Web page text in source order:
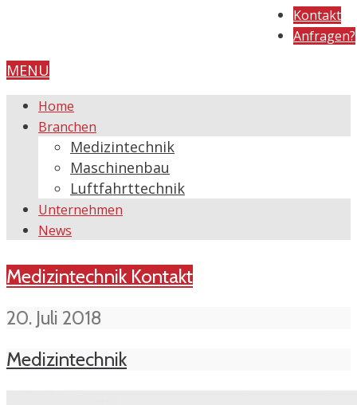
Kontakt
Anfragen?
MENU
Home
Branchen
Medizintechnik
Maschinenbau
Luftfahrttechnik
Unternehmen
News
Medizintechnik Kontakt
20. Juli 2018
Medizintechnik